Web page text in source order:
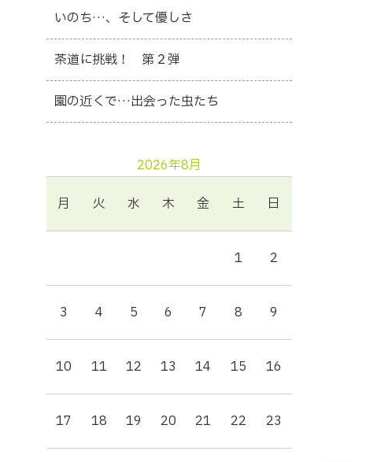
いのち…、そして優しさ
茶道に挑戦！ 第２弾
園の近くで…出会った虫たち
2026年8月
月 火 水 木 金 土 日
1 2
3 4 5 6 7 8 9
10 11 12 13 14 15 16
17 18 19 20 21 22 23